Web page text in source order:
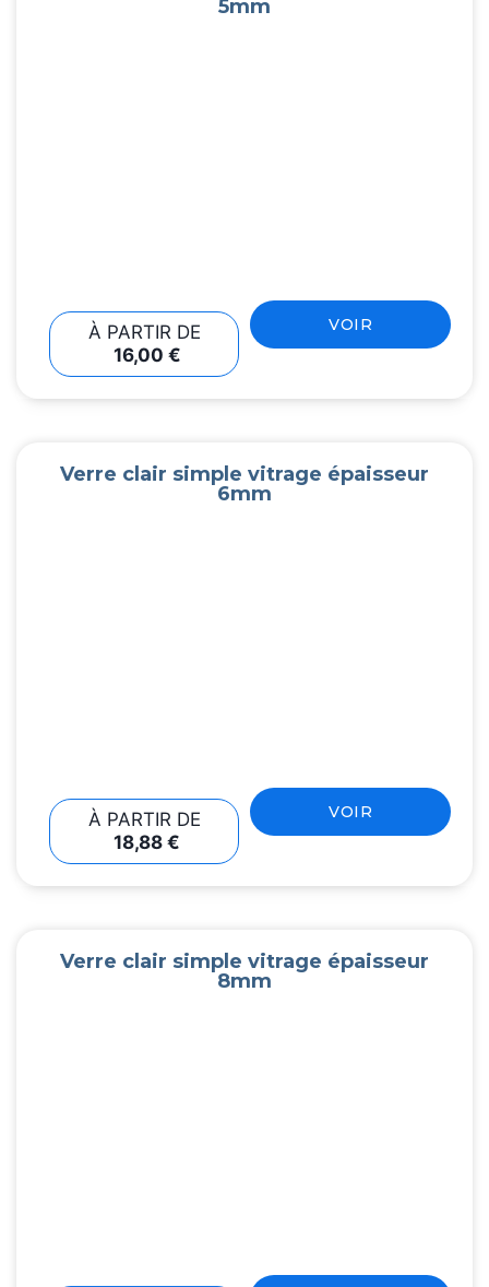
5mm
À PARTIR DE
16,00 €
VOIR
Verre clair simple vitrage épaisseur
6mm
À PARTIR DE
18,88€
VOIR
Verre clair simple vitrage épaisseur
8mm